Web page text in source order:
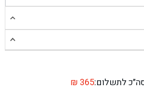
כניסה צפונית מול כביש 4 - פרדיס
תעשייה זעירה, עיילבון - עיילבון
- אזור לתשלום: ₪ 365